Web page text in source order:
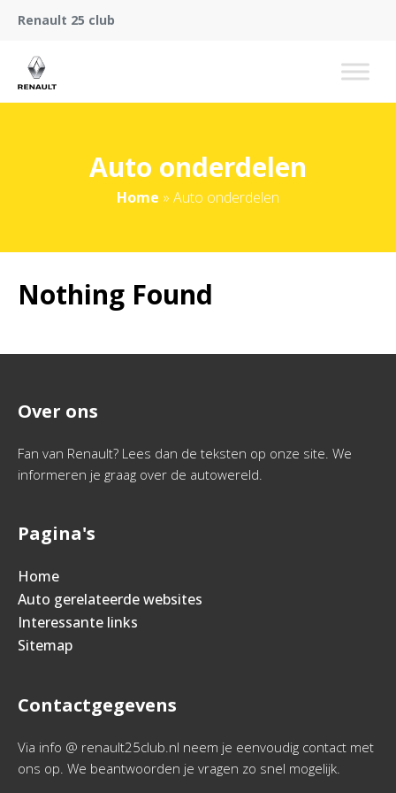
Renault 25 club
Auto onderdelen
Home » Auto onderdelen
Nothing Found
Over ons
Fan van Renault? Lees dan de teksten op onze site. We
informeren je graag over de autowereld.
Pagina's
Home
Auto gerelateerde websites
Interessante links
Sitemap
Contactgegevens
Via info @ renault25club.nl neem je eenvoudig contact met
ons op. We beantwoorden je vragen zo snel mogelijk.